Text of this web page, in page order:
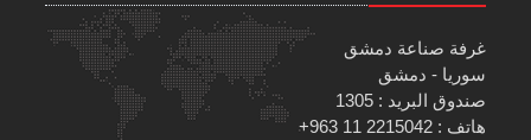
غرفة صناعة دمشق
سوريا - دمشق
صندوق البريد : 1305
هاتف : 2215042 11 963+